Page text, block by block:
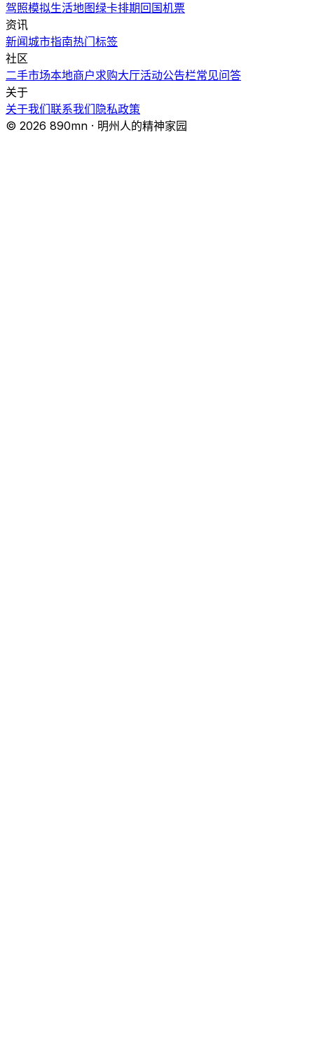
驾照模拟生活地图绿卡排期 回国机票
资讯
新闻城市指南热门标签
社区
二手市场本地商户求购大厅活动公告栏常见问答
关于
关于我们联系我们 隐私政策
© 2026 890mn · 明州人的精神家园